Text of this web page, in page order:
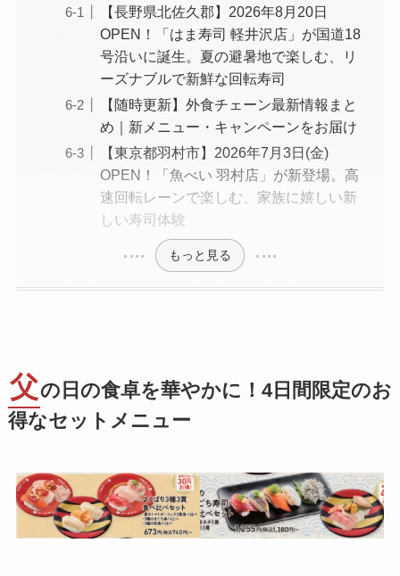
【長野県北佐久郡】2026年8月20日
OPEN！「はま寿司 軽井沢店」が国道18
号沿いに誕生。夏の避暑地で楽しむ、リ
ーズナブルで新鮮な回転寿司
【随時更新】外食チェーン最新情報まと
め｜新メニュー・キャンペーンをお届け
【東京都羽村市】2026年7月3日(金)
OPEN！「魚べい 羽村店」が新登場。高
速回転レーンで楽しむ、家族に嬉しい新
しい寿司体験
もっと見る
父の日の食卓を華やかに！4日間限定のお
得なセットメニュー